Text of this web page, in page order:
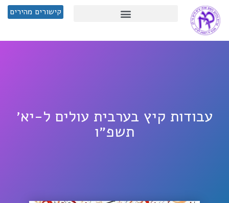
קישורים מהירים
עבודות קיץ בערבית עולים ל-יא׳
תשפ״ו